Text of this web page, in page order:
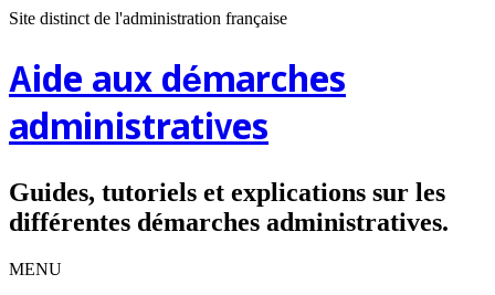
Site distinct de l'administration française
Aide aux démarches
administratives
Guides, tutoriels et explications sur les
différentes démarches administratives.
MENU